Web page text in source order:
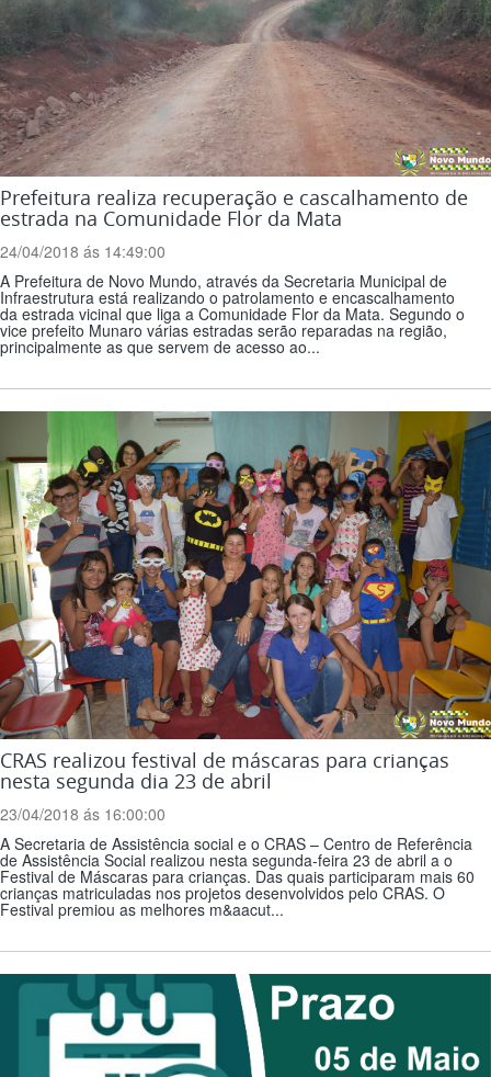
Prefeitura realiza recuperação e cascalhamento de
estrada na Comunidade Flor da Mata
24/04/2018 ás 14:49:00
A Prefeitura de Novo Mundo, através da Secretaria Municipal de
Infraestrutura está realizando o patrolamento e encascalhamento
da estrada vicinal que liga a Comunidade Flor da Mata. Segundo o
vice prefeito Munaro várias estradas serão reparadas na região,
principalmente as que servem de acesso ao...
CRAS realizou festival de máscaras para crianças
nesta segunda dia 23 de abril
23/04/2018 ás 16:00:00
A Secretaria de Assistência social e o CRAS – Centro de Referência
de Assistência Social realizou nesta segunda-feira 23 de abril a o
Festival de Máscaras para crianças. Das quais participaram mais 60
crianças matriculadas nos projetos desenvolvidos pelo CRAS. O
Festival premiou as melhores m&aacut...